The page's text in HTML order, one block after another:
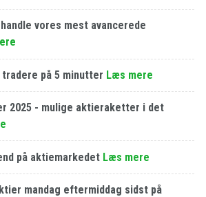
handle vores mest avancerede
på 5 minutter Læs mere
2025 - mulige aktieraketter i det
på aktiemarkedet Læs mere
mandag eftermiddag sidst på